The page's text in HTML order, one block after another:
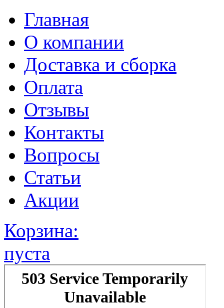
Главная
О компании
Доставка и сборка
Оплата
Отзывы
Контакты
Вопросы
Статьи
Акции
Корзина:
пуста